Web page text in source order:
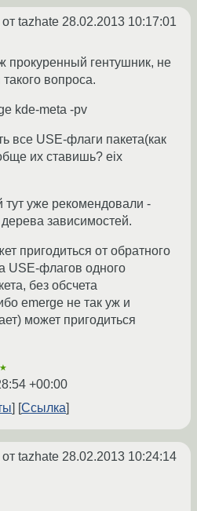
от tazhate 28.02.2013 10:17:01
прокуренный гентушник, не
вопроса.
kde-meta -pv
все USE-флаги пакета(как
их ставишь? eix
тут уже рекомендовали -
зависимостей.
пригодиться от обратного
USE-флагов одного
без обсчета
emerge не так уж и
может пригодиться
+00:00
Ссылка
от tazhate 28.02.2013 10:24:14